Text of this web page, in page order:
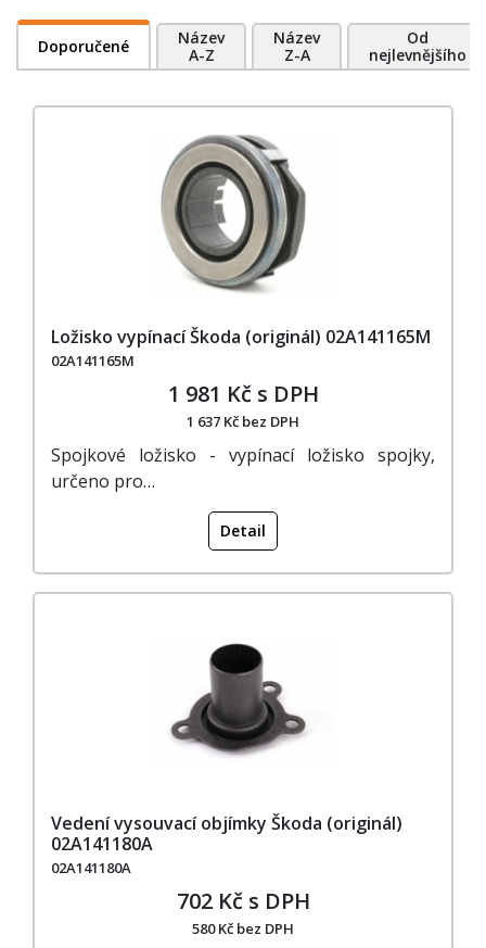
Doporučené
Název
A-Z
Název
Z-A
Od
nejlevnějšího
Ložisko vypínací Škoda (originál) 02A141165M
02A141165M
1 981 Kč s DPH
1 637 Kč bez DPH
Spojkové ložisko - vypínací ložisko spojky,
určeno pro…
Detail
Vedení vysouvací objímky Škoda (originál)
02A141180A
02A141180A
702 Kč s DPH
580 Kč bez DPH